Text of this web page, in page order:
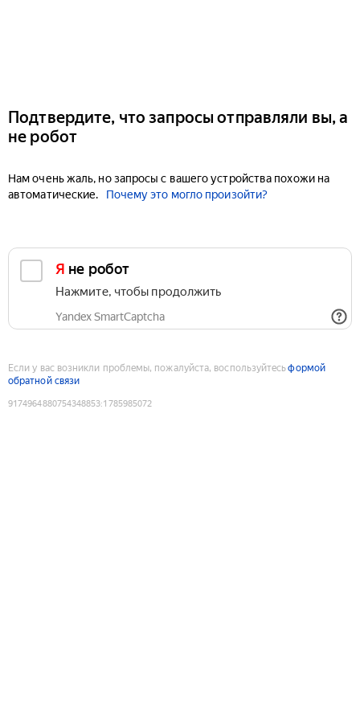
Подтвердите, что запросы отправляли вы, а
не робот
Нам очень жаль, но запросы с вашего устройства похожи на
автоматические.
Почему это могло произойти?
Я не робот
Нажмите, чтобы продолжить
Yandex SmartCaptcha
Если у вас возникли проблемы, пожалуйста, воспользуйтесьформой
обратной связи
9174964880754348853:1785985072